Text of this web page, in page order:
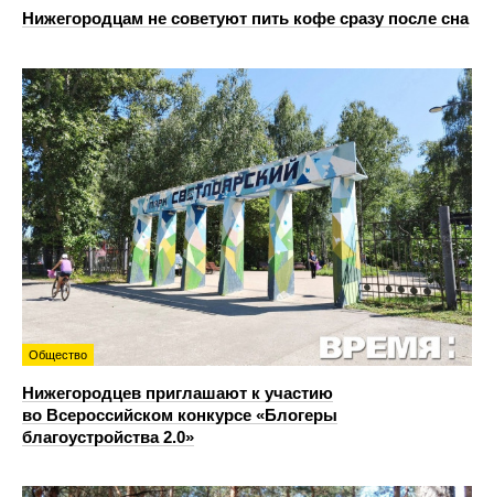
Нижегородцам не советуют пить кофе сразу после сна
Общество
Нижегородцев приглашают к участию
во Всероссийском конкурсе «Блогеры
благоустройства 2.0»